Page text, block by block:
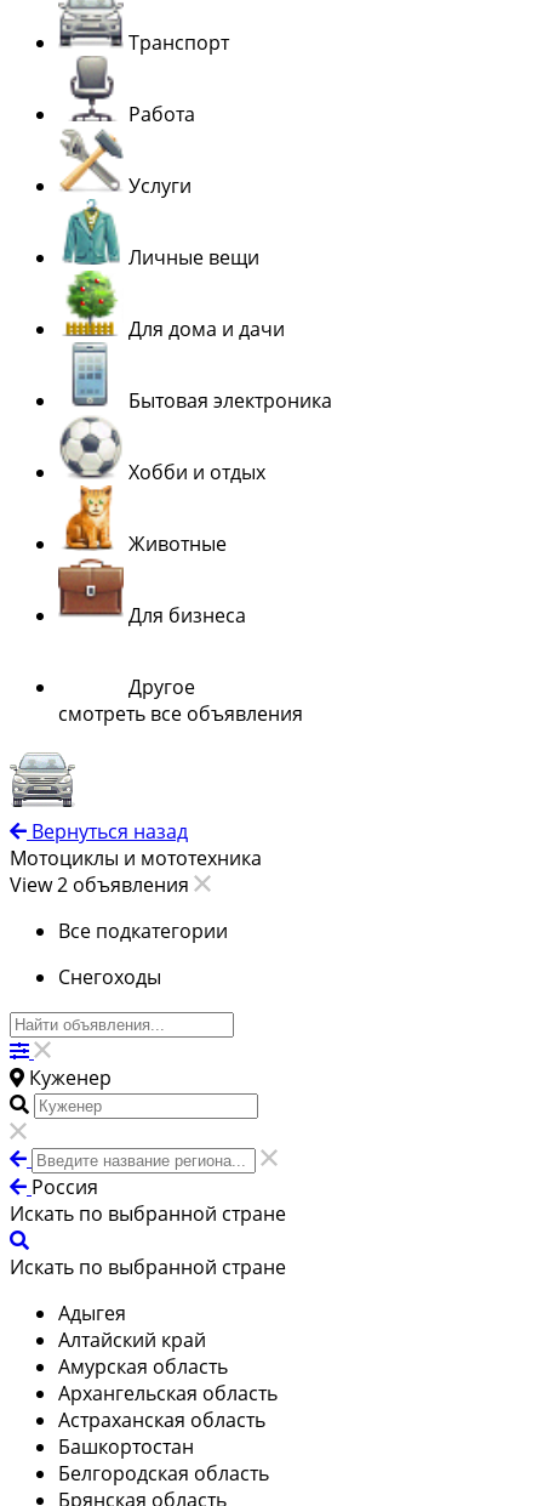
Транспорт
Работа
Услуги
Личные вещи
Для дома и дачи
Бытовая электроника
Хобби и отдых
Животные
Для бизнеса
Другое
смотреть все объявления
Вернуться назад
Мотоциклы и мототехника
View 2 объявления
Все подкатегории
Снегоходы
Куженер
Россия
Искать по выбранной стране
Искать по выбранной стране
Адыгея
Алтайский край
Амурская область
Архангельская область
Астраханская область
Башкортостан
Белгородская область
Брянская область